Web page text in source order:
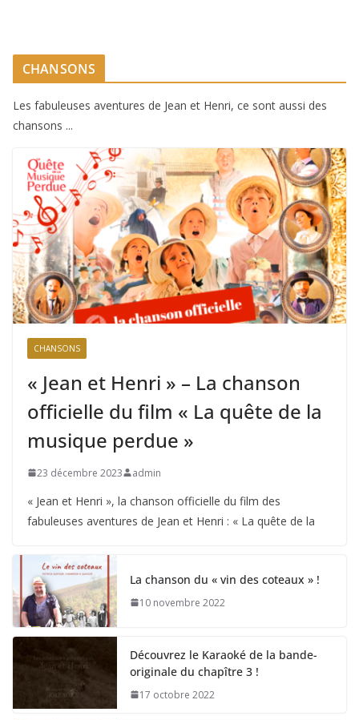
CHANSONS
Les fabuleuses aventures de Jean et Henri, ce sont aussi des
chansons ...
CHANSONS
« Jean et Henri » – La chanson
officielle du film « La quête de la
musique perdue »
23 décembre 2023 admin
« Jean et Henri », la chanson officielle du film des
fabuleuses aventures de Jean et Henri : « La quête de la
La chanson du « vin des coteaux » !
10 novembre 2022
Découvrez le Karaoké de la bande-
originale du chapître 3 !
17 octobre 2022